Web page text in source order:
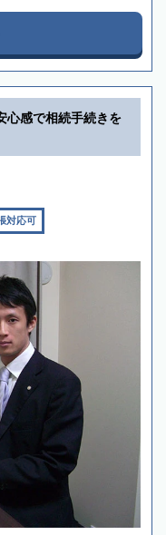
心感で相続手続きを
対応可